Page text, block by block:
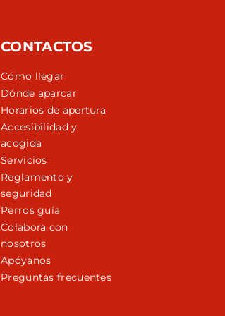
CONTACTOS
Cómo llegar
Dónde aparcar
Horarios de apertura
Accesibilidad y
acogida
Servicios
Reglamento y
seguridad
Perros guía
Colabora con
nosotros
Apóyanos
Preguntas frecuentes